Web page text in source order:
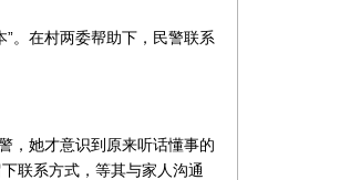
。在村两委帮助下，民警联系
，她才意识到原来听话懂事的
联系方式，等其与家人沟通